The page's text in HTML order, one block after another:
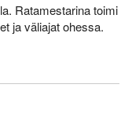
Ratamestarina toimi
ja väliajat ohessa.